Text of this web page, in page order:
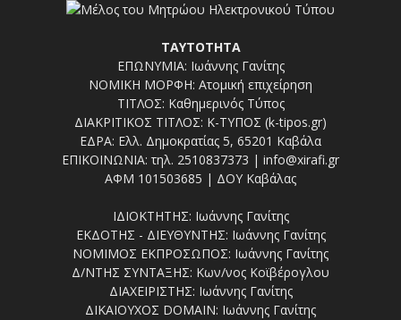
ΤΑΥΤΟΤΗΤΑ
ΕΠΩΝΥΜΙΑ: Ιωάννης Γανίτης
ΝΟΜΙΚΗ ΜΟΡΦΗ: Ατομική επιχείρηση
ΤΙΤΛΟΣ: Καθημερινός Τύπος
ΔΙΑΚΡΙΤΙΚΟΣ ΤΙΤΛΟΣ: Κ-ΤΥΠΟΣ (k-tipos.gr)
ΕΔΡΑ: Ελλ. Δημοκρατίας 5, 65201 Καβάλα
ΕΠΙΚΟΙΝΩΝΙΑ: τηλ. 2510837373 | info@xirafi.gr
ΑΦΜ 101503685 | ΔΟΥ Καβάλας
ΙΔΙΟΚΤΗΤΗΣ: Ιωάννης Γανίτης
ΕΚΔΟΤΗΣ - ΔΙΕΥΘΥΝΤΗΣ: Ιωάννης Γανίτης
ΝΟΜΙΜΟΣ ΕΚΠΡΟΣΩΠΟΣ: Ιωάννης Γανίτης
Δ/ΝΤΗΣ ΣΥΝΤΑΞΗΣ: Κων/νος Κοϊβέρογλου
ΔΙΑΧΕΙΡΙΣΤΗΣ: Ιωάννης Γανίτης
ΔΙΚΑΙΟΥΧΟΣ DOMAIN: Ιωάννης Γανίτης